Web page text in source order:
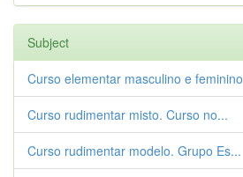
Subject
Curso elementar masculino e feminino
Curso rudimentar misto. Curso no...
Curso rudimentar modelo. Grupo Es...